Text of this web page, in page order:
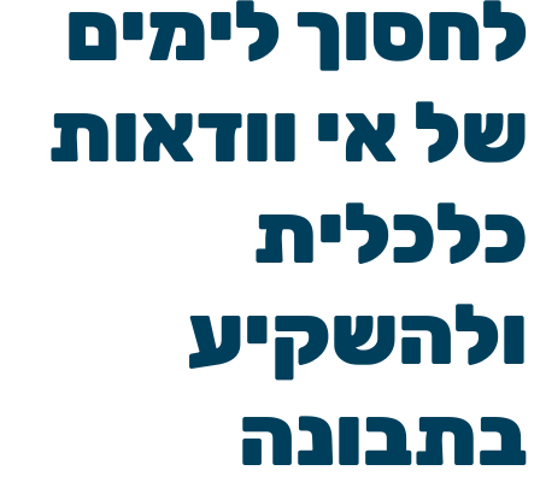
לחסוך לימים
של אי וודאות
כלכלית
ולהשקיע
בתבונה